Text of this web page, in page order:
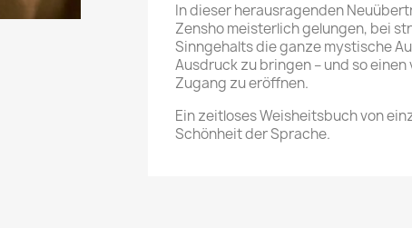
In dieser herausragenden
Zensho meisterlich gelungen, bei
Sinngehalts die ganze mystische
Ausdruck zu bringen – und so
Zugang zu eröffnen.
Ein zeitloses Weisheitsbuch von
Schönheit der Sprache.